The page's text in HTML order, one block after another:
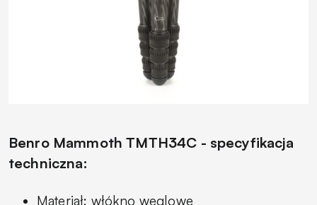
Benro Mammoth TMTH34C - specyfikacja
techniczna:
Materiał: włókno węglowe